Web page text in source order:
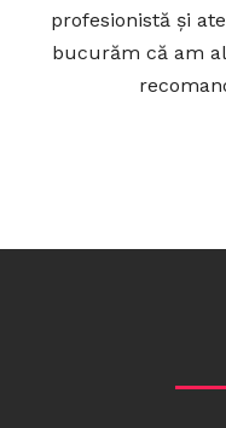
profesionistă și
bucurăm că am